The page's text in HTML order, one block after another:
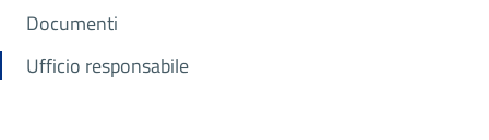
Documenti
Ufficio responsabile